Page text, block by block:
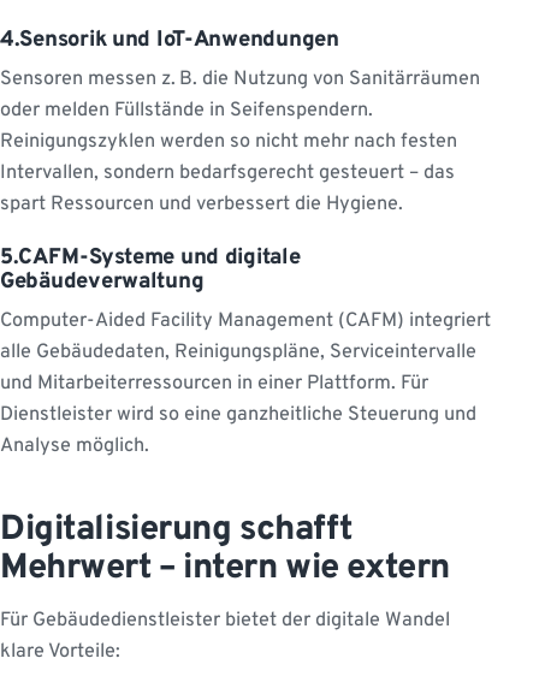
4.Sensorik und IoT-Anwendungen
Sensoren messen z. B. die Nutzung von Sanitärräumen
oder melden Füllstände in Seifenspendern.
Reinigungszyklen werden so nicht mehr nach festen
Intervallen, sondern bedarfsgerecht gesteuert – das
spart Ressourcen und verbessert die Hygiene.
5.CAFM-Systeme und digitale
Gebäudeverwaltung
Computer-Aided Facility Management (CAFM) integriert
alle Gebäudedaten, Reinigungspläne, Serviceintervalle
und Mitarbeiterressourcen in einer Plattform. Für
Dienstleister wird so eine ganzheitliche Steuerung und
Analyse möglich.
Digitalisierung schafft
Mehrwert – intern wie extern
Für Gebäudedienstleister bietet der digitale Wandel
klare Vorteile: